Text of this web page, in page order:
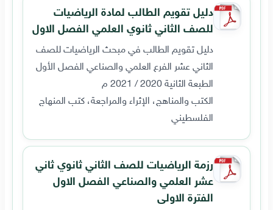
دليل تقويم الطالب لمادة الرياضيات
للصف الثاني ثانوي العلمي الفصل الاول
دليل تقويم الطالب في مبحث الرياضيات للصف
الثاني عشر الفرع العلمي والصناعي الفصل الأول
الطبعة الثانية 2020 / 2021 م
الكتب والمناهج، الإثراء والمراجعة، كتب المنهاج
الفلسطيني
رزمة الرياضيات للصف الثاني ثانوي ثاني
عشر العلمي والصناعي الفصل الاول
الفترة الاولى